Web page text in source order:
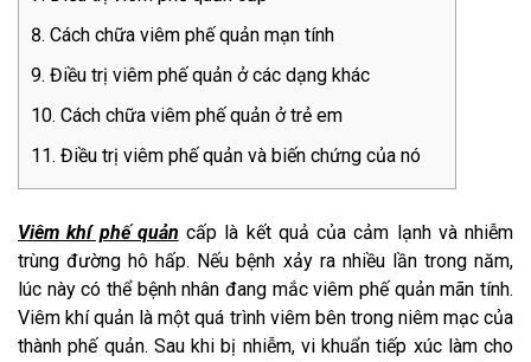
Cách chữa viêm phế quản mạn tính
Điều trị viêm phế quản ở các dạng khác
Cách chữa viêm phế quản ở trẻ em
Điều trị viêm phế quản và biến chứng của nó
Viêm khí phế quản cấp là kết quả của cảm lạnh và nhiễm
trùng đường hô hấp. Nếu bệnh xảy ra nhiều lần trong năm,
lúc này có thể bệnh nhân đang mắc viêm phế quản mãn tính.
Viêm khí quản là một quá trình viêm bên trong niêm mạc của
thành phế quản. Sau khi bị nhiễm, vi khuẩn tiếp xúc làm cho